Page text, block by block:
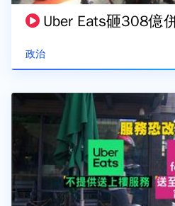
政治
Uber Eats砸308億